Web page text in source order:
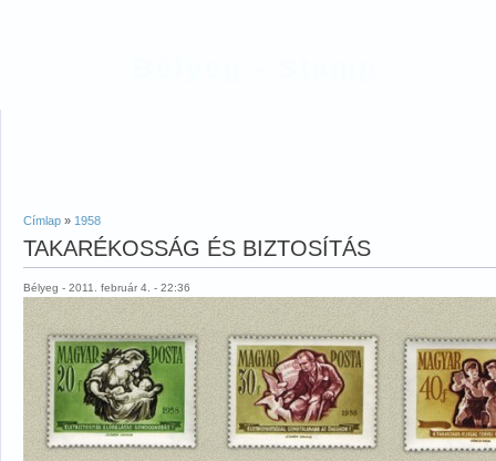
Címlap » 1958
TAKARÉKOSSÁG ÉS BIZTOSÍTÁS
Bélyeg - 2011. február 4. - 22:36